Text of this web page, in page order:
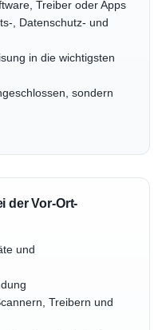
Treiber oder Apps
, Datenschutz- und
in die wichtigsten
sondern
der Vor-Ort-
und
Treibern und